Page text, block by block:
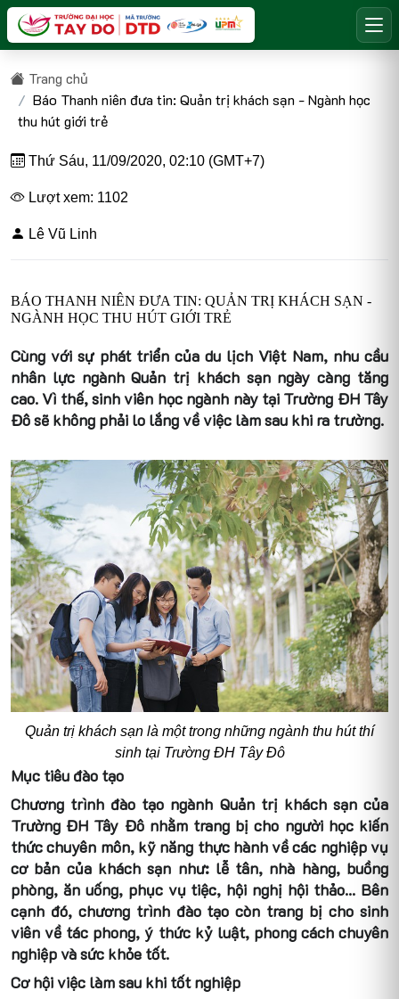
Trang chủ
Báo Thanh niên đưa tin: Quản trị khách sạn - Ngành học
thu hút giới trẻ
Thứ Sáu, 11/09/2020, 02:10 (GMT+7)
Lượt xem: 1102
Lê Vũ Linh
BÁO THANH NIÊN ĐƯA TIN: QUẢN TRỊ KHÁCH SẠN -
NGÀNH HỌC THU HÚT GIỚI TRẺ
Cùng với sự phát triển của du lịch Việt Nam, nhu cầu
nhân lực ngành Quản trị khách sạn ngày càng tăng
cao. Vì thế, sinh viên học ngành này tại Trường ĐH Tây
Đô sẽ không phải lo lắng về việc làm sau khi ra trường.
Quản trị khách sạn là một trong những ngành thu hút thí
sinh tại Trường ĐH Tây Đô
Mục tiêu đào tạo
Chương trình đào tạo ngành Quản trị khách sạn của
Trường ĐH Tây Đô nhằm trang bị cho người học kiến
thức chuyên môn, kỹ năng thực hành về các nghiệp vụ
cơ bản của khách sạn như: lễ tân, nhà hàng, buồng
phòng, ăn uống, phục vụ tiệc, hội nghị hội thảo… Bên
cạnh đó, chương trình đào tạo còn trang bị cho sinh
viên về tác phong, ý thức kỷ luật, phong cách chuyên
nghiệp và sức khỏe tốt.
Cơ hội việc làm sau khi tốt nghiệp